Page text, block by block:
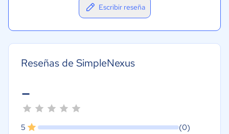
Escribir reseña
Reseñas de SimpleNexus
-
5
(0)